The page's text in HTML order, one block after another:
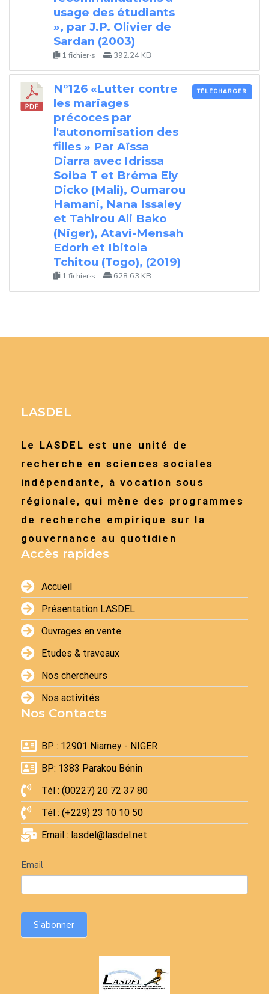
usage des étudiants
», par J.P. Olivier de
Sardan (2003)
1 fichier·s 392.24 KB
N°126 «Lutter contre
les mariages
précoces par
l'autonomisation des
filles » Par Aïssa
Diarra avec Idrissa
Soiba T et Bréma Ely
Dicko (Mali), Oumarou
Hamani, Nana Issaley
et Tahirou Ali Bako
(Niger), Atavi-Mensah
Edorh et Ibitola
Tchitou (Togo), (2019)
1 fichier·s 628.63 KB
TÉLÉCHARGER
LASDEL
Le LASDEL est une unité de
recherche en sciences sociales
indépendante, à vocation sous
régionale, qui mène des programmes
de recherche empirique sur la
gouvernance au quotidien
Accès rapides
Accueil
Présentation LASDEL
Ouvrages en vente
Etudes & traveaux
Nos chercheurs
Nos activités
Nos Contacts
BP : 12901 Niamey - NIGER
BP: 1383 Parakou Bénin
Tél : (00227) 20 72 37 80
Tél : (+229) 23 10 10 50
Email : lasdel@lasdel.net
Newsletter
Email
S'abonner